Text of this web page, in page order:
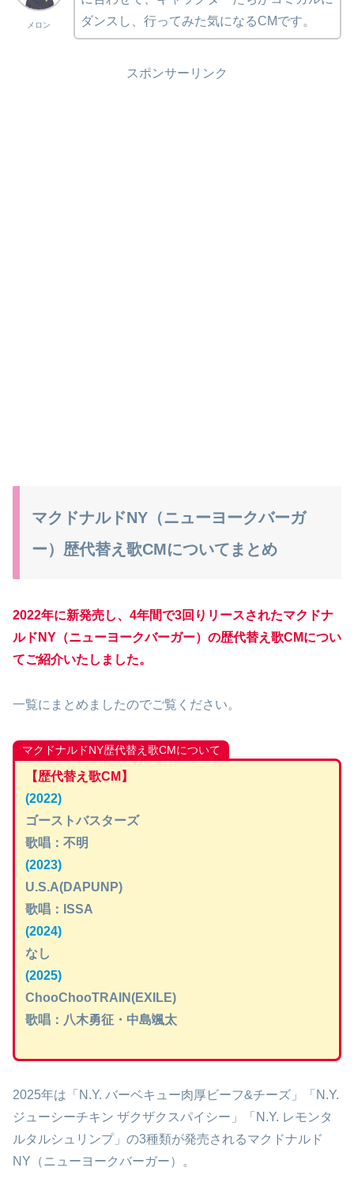
メロン
ダンスし、行ってみた気になるCMです。
スポンサーリンク
マクドナルドNY（ニューヨークバーガ
ー）歴代替え歌CMについてまとめ
2022年に新発売し、4年間で3回りリースされたマクドナ
ルドNY（ニューヨークバーガー）の歴代替え歌CMについ
てご紹介いたしました。
一覧にまとめましたのでご覧ください。
マクドナルドNY歴代替え歌CMについて
【歴代替え歌CM 】
(2022)
ゴーストバスターズ
歌唱：不明
(2023)
U.S.A(DAPUNP)
歌唱：ISSA
(2024)
なし
(2025)
ChooChooTRAIN(EXILE)
歌唱：八木勇征・中島颯太
2025年は「N.Y. バーベキュー肉厚ビーフ&チーズ」「N.Y.
ジューシーチキン ザクザクスパイシー」「N.Y. レモンタ
ルタルシュリンプ」の3種類が発売されるマクドナルド
NY（ニューヨークバーガー）。